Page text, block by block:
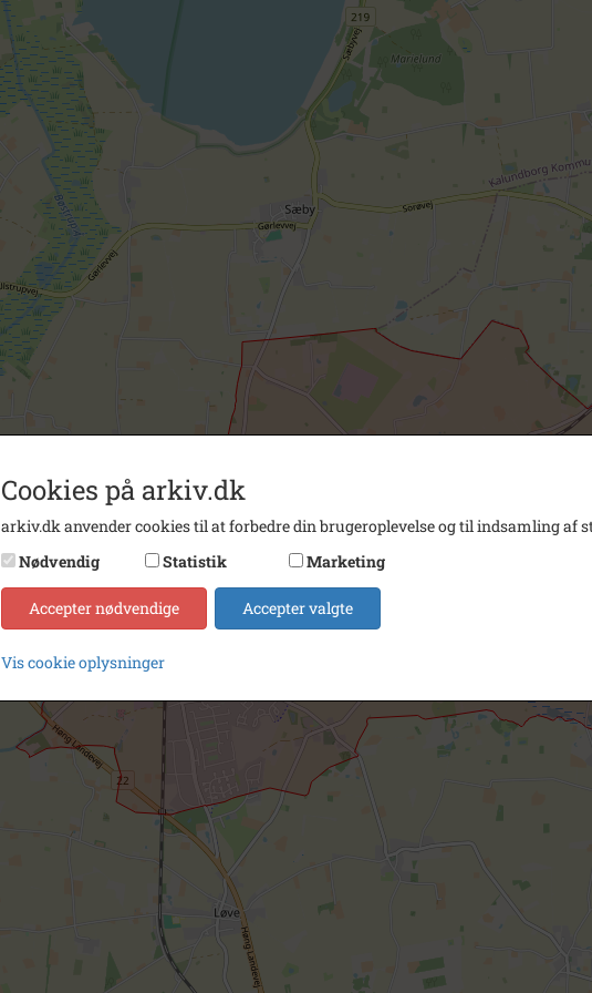
Cookies på arkiv.dk
arkiv.dk anvender cookies til at forbedre din brugeroplevelse og til indsamling af
Nødvendig
Statistik Marketing
Accepter nødvendige Accepter valgte
Vis cookie oplysninger